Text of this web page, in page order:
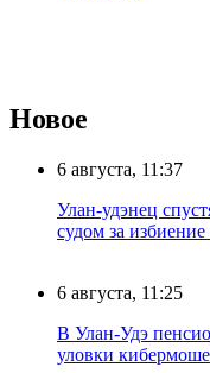
Новое
6 августа, 11:37
Улан-удэнец
судом за
6 августа, 11:25
В Улан-Удэ
уловки